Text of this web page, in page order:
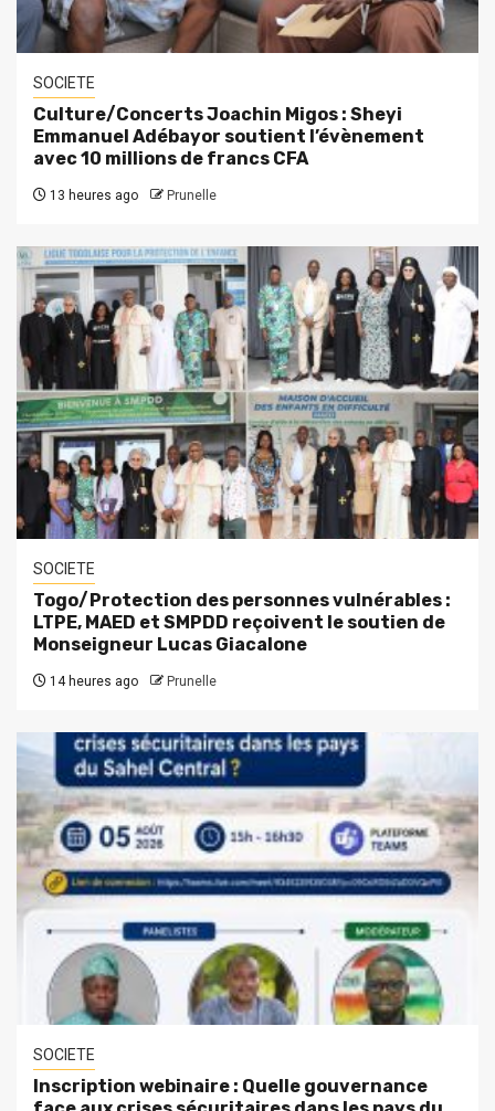
SOCIETE
Culture/Concerts Joachin Migos : Sheyi
Emmanuel Adébayor soutient l’évènement
avec 10 millions de francs CFA
13 heures ago Prunelle
SOCIETE
Togo/Protection des personnes vulnérables :
LTPE, MAED et SMPDD reçoivent le soutien de
Monseigneur Lucas Giacalone
14 heures ago Prunelle
SOCIETE
Inscription webinaire : Quelle gouvernance